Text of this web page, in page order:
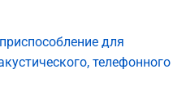
для
телефонного